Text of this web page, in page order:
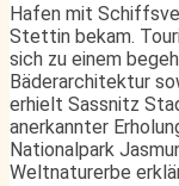
Hafen mit
Stettin bekam.
sich zu einem
Bäderarchitektur
erhielt Sassnitz
anerkannter
Nationalpark
Weltnaturerbe